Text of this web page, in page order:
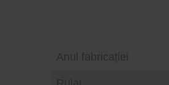
Anul fabricației